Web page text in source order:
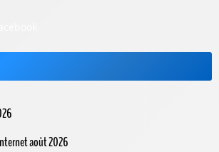
août 2026